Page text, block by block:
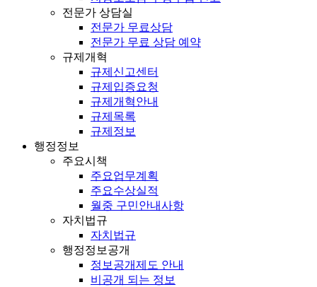
전문가 상담실
전문가 무료상담
전문가 무료 상담 예약
규제개혁
규제신고센터
규제입증요청
규제개혁안내
규제목록
규제정보
행정정보
주요시책
주요업무계획
주요수상실적
월중 구민안내사항
자치법규
자치법규
행정정보공개
정보공개제도 안내
비공개 되는 정보